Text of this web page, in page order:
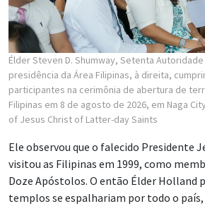
Élder Steven D. Shumway, Setenta
presidência da Área Filipinas, à direita,
participantes na cerimônia de abertura de
Filipinas em 8 de agosto de 2026, em Naga
of Jesus Christ of Latter-day Saints
Ele observou que o falecido Presidente
visitou as Filipinas em 1999, como
Doze Apóstolos. O então Élder Holland
templos se espalhariam por todo o país,